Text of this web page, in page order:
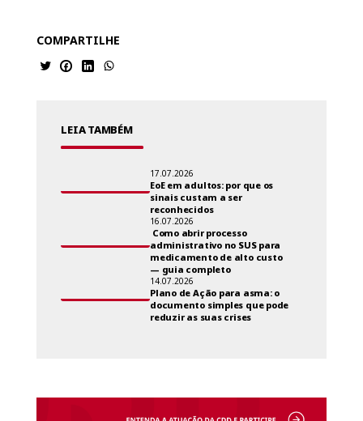
COMPARTILHE
LEIA TAMBÉM
17.07.2026
EoE em adultos: por que os
sinais custam a ser
reconhecidos
16.07.2026
Como abrir processo
administrativo no SUS para
medicamento de alto custo
— guia completo
14.07.2026
Plano de Ação para asma: o
documento simples que pode
reduzir as suas crises